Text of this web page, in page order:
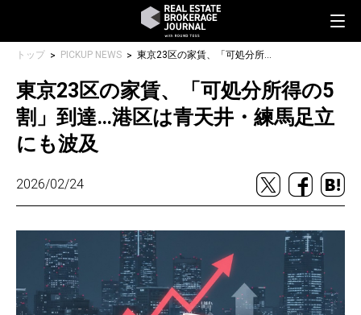
トップ PICKUP NEWS 東京23区の家賃、「可処分所得の5割」到達…港区は青天井・練馬足立にも波及
東京23区の家賃、「可処分所得の5
割」到達…港区は青天井・練馬足立
にも波及
2026/02/24